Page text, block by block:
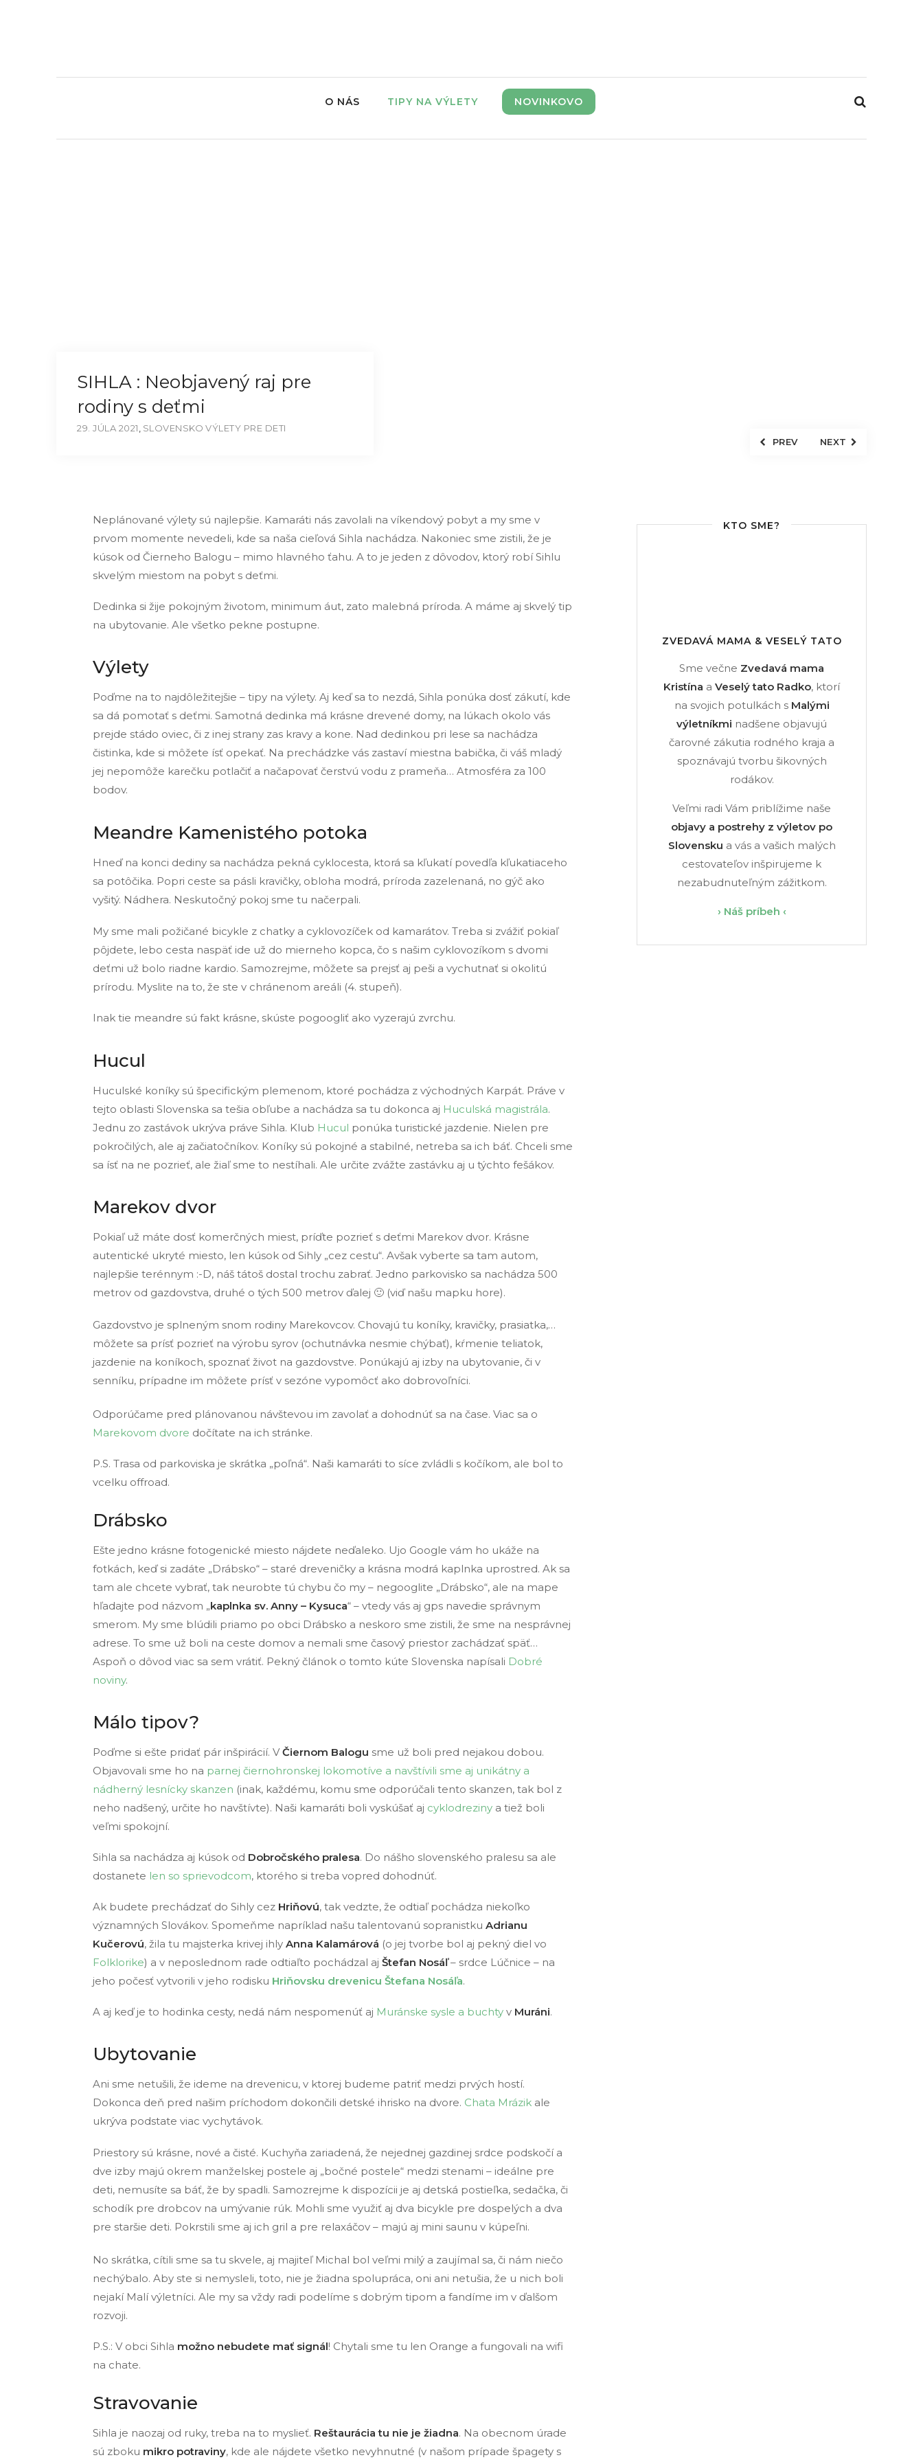
O NÁS TIPY NA VÝLETY NOVINKOVO
SIHLA : Neobjavený raj pre
rodiny s deťmi
29. JÚLA 2021 SLOVENSKO VÝLETY PRE DETI
PREV
NEXT
Neplánované výlety sú najlepšie. Kamaráti nás zavolali na víkendový pobyt a my sme v
prvom momente nevedeli, kde sa naša cieľová Sihla nachádza. Nakoniec sme zistili, že je
kúsok od Čierneho Balogu – mimo hlavného ťahu. A to je jeden z dôvodov, ktorý robí Sihlu
skvelým miestom na pobyt s deťmi.
Dedinka si žije pokojným životom, minimum áut, zato malebná príroda. A máme aj skvelý tip
na ubytovanie. Ale všetko pekne postupne.
Výlety
Poďme na to najdôležitejšie – tipy na výlety. Aj keď sa to nezdá, Sihla ponúka dosť zákutí, kde
sa dá pomotať s deťmi. Samotná dedinka má krásne drevené domy, na lúkach okolo vás
prejde stádo oviec, či z inej strany zas kravy a kone. Nad dedinkou pri lese sa nachádza
čistinka, kde si môžete ísť opekať. Na prechádzke vás zastaví miestna babička, či váš mladý
jej nepomôže karečku potlačiť a načapovať čerstvú vodu z prameňa… Atmosféra za 100
bodov.
Meandre Kamenistého potoka
Hneď na konci dediny sa nachádza pekná cyklocesta, ktorá sa kľukatí povedľa kľukatiaceho
sa potôčika. Popri ceste sa pásli kravičky, obloha modrá, príroda zazelenaná, no gýč ako
vyšitý. Nádhera. Neskutočný pokoj sme tu načerpali.
My sme mali požičané bicykle z chatky a cyklovozíček od kamarátov. Treba si zvážiť pokiaľ
pôjdete, lebo cesta naspäť ide už do mierneho kopca, čo s našim cyklovozíkom s dvomi
deťmi už bolo riadne kardio. Samozrejme, môžete sa prejsť aj peši a vychutnať si okolitú
prírodu. Myslite na to, že ste v chránenom areáli (4. stupeň).
Inak tie meandre sú fakt krásne, skúste pogoogliť ako vyzerajú zvrchu.
Hucul
Huculské koníky sú špecifickým plemenom, ktoré pochádza z východných Karpát. Práve v
tejto oblasti Slovenska sa tešia obľube a nachádza sa tu dokonca aj Huculská magistrála.
Jednu zo zastávok ukrýva práve Sihla. Klub Hucul ponúka turistické jazdenie. Nielen pre
pokročilých, ale aj začiatočníkov. Koníky sú pokojné a stabilné, netreba sa ich báť. Chceli sme
sa ísť na ne pozrieť, ale žiaľ sme to nestíhali. Ale určite zvážte zastávku aj u týchto fešákov.
Marekov dvor
Pokiaľ už máte dosť komerčných miest, príďte pozrieť s deťmi Marekov dvor. Krásne
autentické ukryté miesto, len kúsok od Sihly „cez cestu“. Avšak vyberte sa tam autom,
najlepšie terénnym :-D, náš tátoš dostal trochu zabrať. Jedno parkovisko sa nachádza 500
metrov od gazdovstva, druhé o tých 500 metrov ďalej 🙂 (viď našu mapku hore).
Gazdovstvo je splneným snom rodiny Marekovcov. Chovajú tu koníky, kravičky, prasiatka,…
môžete sa prísť pozrieť na výrobu syrov (ochutnávka nesmie chýbať), kŕmenie teliatok,
jazdenie na koníkoch, spoznať život na gazdovstve. Ponúkajú aj izby na ubytovanie, či v
senníku, prípadne im môžete prísť v sezóne vypomôcť ako dobrovoľníci.
Odporúčame pred plánovanou návštevou im zavolať a dohodnúť sa na čase. Viac sa o
Marekovom dvore dočítate na ich stránke.
P.S. Trasa od parkoviska je skrátka „poľná“. Naši kamaráti to síce zvládli s kočíkom, ale bol to
vcelku offroad.
Drábsko
Ešte jedno krásne fotogenické miesto nájdete neďaleko. Ujo Google vám ho ukáže na
fotkách, keď si zadáte „Drábsko“ – staré dreveničky a krásna modrá kaplnka uprostred. Ak sa
tam ale chcete vybrať, tak neurobte tú chybu čo my – negooglite „Drábsko“, ale na mape
hľadajte pod názvom „kaplnka sv. Anny – Kysuca“ – vtedy vás aj gps navedie správnym
smerom. My sme blúdili priamo po obci Drábsko a neskoro sme zistili, že sme na nesprávnej
adrese. To sme už boli na ceste domov a nemali sme časový priestor zachádzať späť…
Aspoň o dôvod viac sa sem vrátiť. Pekný článok o tomto kúte Slovenska napísali Dobré
noviny.
Málo tipov?
Poďme si ešte pridať pár inšpirácií. VČiernom Balogu sme už boli pred nejakou dobou.
Objavovali sme ho na parnej čiernohronskej lokomotíve a navštívili sme aj unikátny a
nádherný lesnícky skanzen (inak, každému, komu sme odporúčali tento skanzen, tak bol z
neho nadšený, určite ho navštívte). Naši kamaráti boli vyskúšať aj cyklodrezinya tiež boli
veľmi spokojní.
Sihla sa nachádza aj kúsok od Dobročského pralesa. Do nášho slovenského pralesu sa ale
dostanete len so sprievodcom, ktorého si treba vopred dohodnúť.
Ak budete prechádzať do Sihly cez Hriňovú, tak vedzte, že odtiaľ pochádza niekoľko
významných Slovákov. Spomeňme napríklad našu talentovanú sopranistku Adrianu
Kučerovú, žila tu majsterka krivej ihly Anna Kalamárová (o jej tvorbe bol aj pekný diel vo
Folklorike) a v neposlednom rade odtiaľto pochádzal aj Štefan Nosáľ– srdce Lúčnice – na
jeho počesť vytvorili v jeho rodisku Hriňovsku drevenicu Štefana Nosáľa.
A aj keď je to hodinka cesty, nedá nám nespomenúť aj Muránske sysle a buchtyv Muráni.
Ubytovanie
Ani sme netušili, že ideme na drevenicu, v ktorej budeme patriť medzi prvých hostí.
Dokonca deň pred našim príchodom dokončili detské ihrisko na dvore. Chata Mrázikale
ukrýva podstate viac vychytávok.
Priestory sú krásne, nové a čisté. Kuchyňa zariadená, že nejednej gazdinej srdce podskočí a
dve izby majú okrem manželskej postele aj „bočné postele“ medzi stenami – ideálne pre
deti, nemusíte sa báť, že by spadli. Samozrejme k dispozícii je aj detská postieľka, sedačka, či
schodík pre drobcov na umývanie rúk. Mohli sme využiť aj dva bicykle pre dospelých a dva
pre staršie deti. Pokrstili sme aj ich gril a pre relaxáčov – majú aj mini saunu v kúpeľni.
No skrátka, cítili sme sa tu skvele, aj majiteľ Michal bol veľmi milý a zaujímal sa, či nám niečo
nechýbalo. Aby ste si nemysleli, toto, nie je žiadna spolupráca, oni ani netušia, že u nich boli
nejakí Malí výletníci. Ale my sa vždy radi podelíme s dobrým tipom a fandíme im v ďalšom
rozvoji.
P.S.: V obci Sihla možno nebudete mať signál! Chytali sme tu len Orange a fungovali na wifi
na chate.
Stravovanie
Sihla je naozaj od ruky, treba na to myslieť. Reštaurácia tu nie je žiadna. Na obecnom úrade
sú zboku mikro potraviny, kde ale nájdete všetko nevyhnutné (v našom prípade špagety s
KTO SME?
ZVEDAVÁ MAMA & VESELÝ TATO
Sme večne Zvedavá mama
Kristína a Veselý tato Radko, ktorí
na svojich potulkách s Malými
výletníkmi nadšene objavujú
čarovné zákutia rodného kraja a
spoznávajú tvorbu šikovných
rodákov.
Veľmi radi Vám priblížime naše
objavy a postrehy z výletov po
Slovensku a vás a vašich malých
cestovateľov inšpirujeme k
nezabudnuteľným zážitkom.
› Náš príbeh ‹